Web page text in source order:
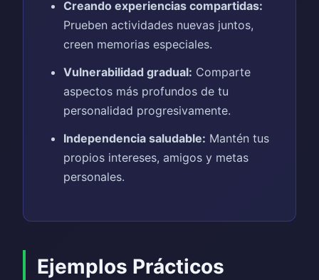
Creando experiencias compartidas:
Prueben actividades nuevas juntos,
creen memorias especiales.
Vulnerabilidad gradual: Comparte
aspectos más profundos de tu
personalidad progresivamente.
Independencia saludable: Mantén tus
propios intereses, amigos y metas
personales.
Ejemplos Prácticos